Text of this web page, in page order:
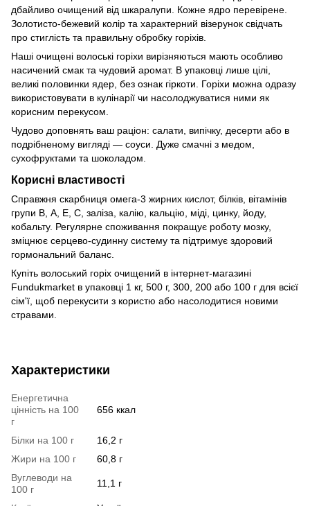
дбайливо очищений від шкаралупи. Кожне ядро перевірене.
Золотисто-бежевий колір та характерний візерунок свідчать
про стиглість та правильну обробку горіхів.
Наші очищені волоські горіхи вирізняються мають особливо
насичений смак та чудовий аромат. В упаковці лише цілі,
великі половинки ядер, без ознак гіркоти. Горіхи можна одразу
використовувати в кулінарії чи насолоджуватися ними як
корисним перекусом.
Чудово доповнять ваш раціон: салати, випічку, десерти або в
подрібненому вигляді — соуси. Дуже смачні з медом,
сухофруктами та шоколадом.
Корисні властивості
Справжня скарбниця омега-3 жирних кислот, білків, вітамінів
групи В, А, Е, С, заліза, калію, кальцію, міді, цинку, йоду,
кобальту. Регулярне споживання покращує роботу мозку,
зміцнює серцево-судинну систему та підтримує здоровий
гормональний баланс.
Купіть волоський горіх очищений в інтернет-магазині
Fundukmarket в упаковці 1 кг, 500 г, 300, 200 або 100 г для всієї
сім'ї, щоб перекусити з користю або насолодитися новими
стравами.
Характеристики
Енергетична
цінність на 100
г
656 ккал
Білки на 100 г
16,2 г
Жири на 100 г
60,8 г
Вуглеводи на
100 г
11,1 г